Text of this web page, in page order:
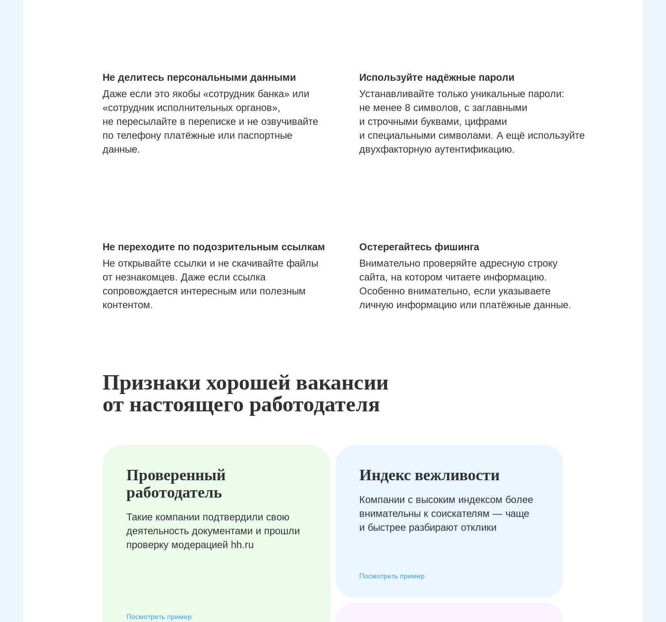
Не делитесь персональными данными
Даже если это якобы «сотрудник банка» или
«сотрудник исполнительных органов»,
не пересылайте в переписке и не озвучивайте
по телефону платёжные или паспортные
данные.
Используйте надёжные пароли
Устанавливайте только уникальные пароли:
не менее 8 символов, с заглавными
и строчными буквами, цифрами
и специальными символами. А ещё используйте
двухфакторную аутентификацию.
Не переходите по подозрительным ссылкам
Не открывайте ссылки и не скачивайте файлы
от незнакомцев. Даже если ссылка
сопровождается интересным или полезным
контентом.
Остерегайтесь фишинга
Внимательно проверяйте адресную строку
сайта, на котором читаете информацию.
Особенно внимательно, если указываете
личную информацию или платёжные данные.
Признаки хорошей вакансии
от настоящего работодателя
Проверенный
работодатель
Такие компании подтвердили свою
деятельность документами и прошли
проверку модерацией hh.ru
Посмотреть пример
Индекс вежливости
Компании с высоким индексом более
внимательны к соискателям — чаще
и быстрее разбирают отклики
Посмотреть пример